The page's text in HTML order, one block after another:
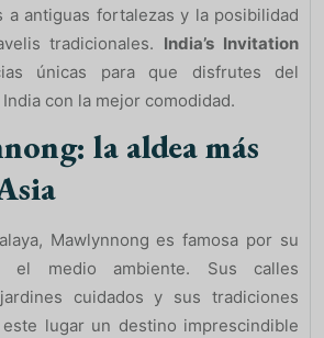
a antiguas fortalezas y la posibilidad
tradicionales. India’s Invitation
únicas para que disfrutes del
con la mejor comodidad.
la aldea más
Mawlynnong es famosa por su
el medio ambiente. Sus calles
cuidados y sus tradiciones
lugar un destino imprescindible